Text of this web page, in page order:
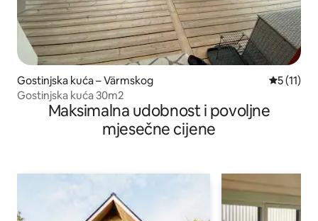
Gostinjska kuća – Värmskog
5 (11)
Gostinjska kuća 30m2
Maksimalna udobnost i povoljne
mjesečne cijene